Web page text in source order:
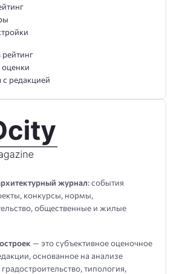
журнал: события
конкурсы, нормы,
общественные и жилые
— это субъективное оценочное
основанное на анализе
типология,
рейтинг
с редакцией